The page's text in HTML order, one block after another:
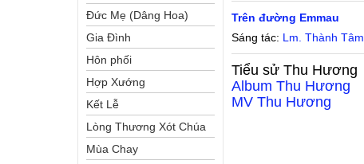
Trên đường Emmau
Sáng tác: Lm. Thành Tâm
Tiểu sửThu Hương
AlbumThu Hương
MVThu Hương
Đức Mẹ (Dâng Hoa)
Gia Đình
Hôn phối
Hợp Xướng
Kết Lễ
Lòng Thương Xót Chúa
Mùa Chay